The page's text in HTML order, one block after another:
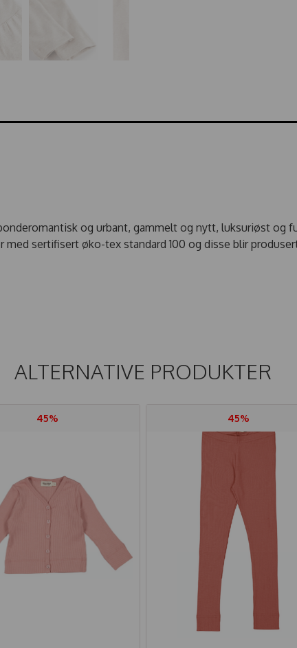
og urbant, gammelt og nytt, luksuriøst og
sertifisert øko-tex standard 100 og disse blir
ALTERNATIVE PRODUKTER
45% 45%